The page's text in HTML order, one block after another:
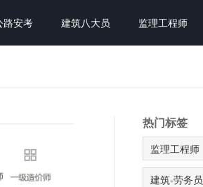
路安考 建筑八大员 监理工程师
热门标签
监理工程师
建筑-劳务员